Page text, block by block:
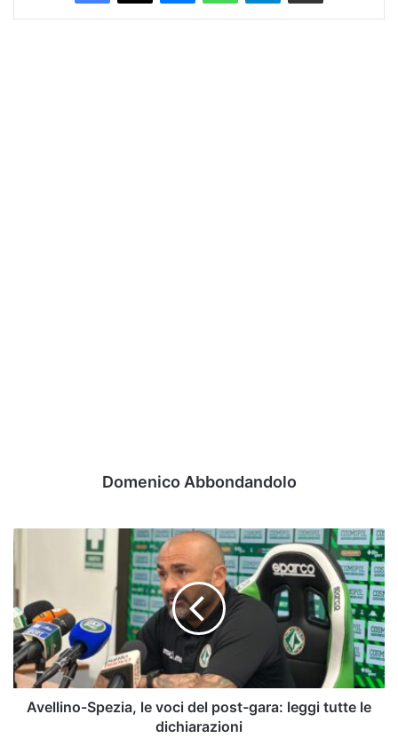
Domenico Abbondandolo
voci
del
post-
gara:
leggi
tutte
Avellino-Spezia, le voci del post-gara: leggi tutte le
dichiarazioni